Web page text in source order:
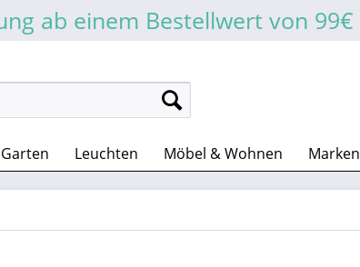
ab einem Bestellwert von 99€
Leuchten Möbel & Wohnen Marken